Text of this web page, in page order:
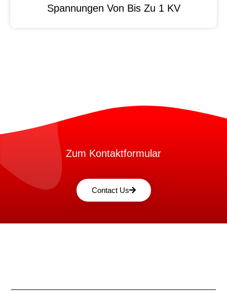
Spannungen Von Bis Zu 1 KV
Zum Kontaktformular
Contact Us